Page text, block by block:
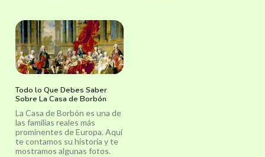
Todo lo Que Debes Saber
Sobre La Casa de Borbón
La Casa de Borbón es una de
las familias reales más
prominentes de Europa. Aquí
te contamos su historia y te
mostramos algunas fotos.